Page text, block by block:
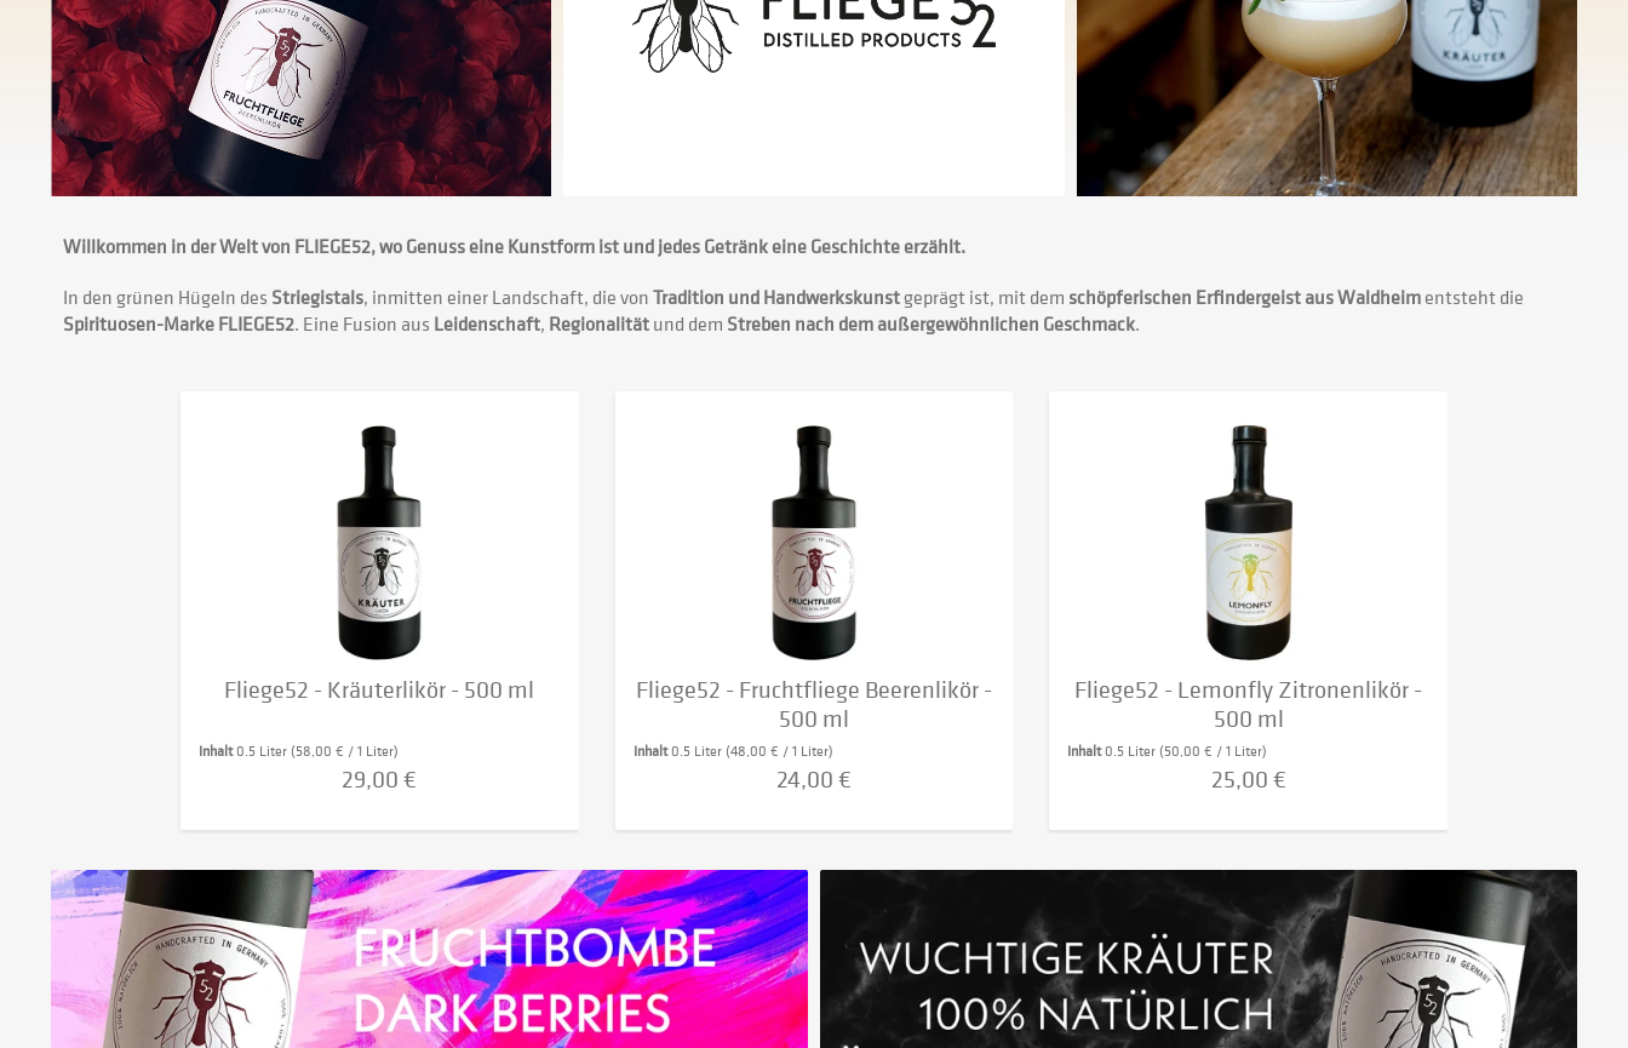
Willkommen in der Welt von FLIEGE52, wo Genuss eine Kunstform ist und jedes Getränk eine Geschichte erzählt.
In den grünen Hügeln des Striegistals, inmitten einer Landschaft, die vonTradition und Handwerkskunstgeprägt ist, mit dem schöpferischen Erfindergeist aus Waldheimentsteht die
Spirituosen-Marke FLIEGE52. Eine Fusion aus Leidenschaft, Regionalitätund dem Streben nach dem außergewöhnlichen Geschmack.
Fliege52 - Kräuterlikör - 500 ml
Inhalt0.5 Liter (58,00 € / 1 Liter)
29,00 €
Fliege52 - Fruchtfliege Beerenlikör -
500 ml
Inhalt0.5 Liter (48,00 € / 1 Liter)
24,00 €
Fliege52 - Lemonfly Zitronenlikör -
500 ml
Inhalt0.5 Liter (50,00 € / 1 Liter)
25,00 €